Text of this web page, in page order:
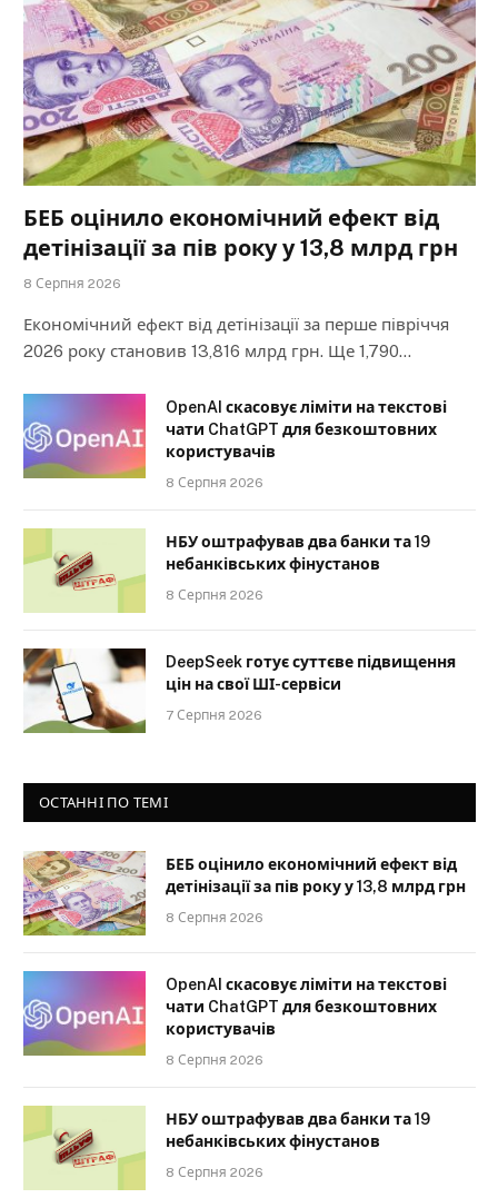
БЕБ оцінило економічний ефект від
детінізації за пів року у 13,8 млрд грн
8 Серпня 2026
Економічний ефект від детінізації за перше півріччя
2026 року становив 13,816 млрд грн. Ще 1,790…
OpenAI скасовує ліміти на текстові
чати ChatGPT для безкоштовних
користувачів
8 Серпня 2026
НБУ оштрафував два банки та 19
небанківських фінустанов
8 Серпня 2026
DeepSeek готує суттєве підвищення
цін на свої ШІ-сервіси
7 Серпня 2026
ОСТАННІ ПО ТЕМІ
БЕБ оцінило економічний ефект від
детінізації за пів року у 13,8 млрд грн
8 Серпня 2026
OpenAI скасовує ліміти на текстові
чати ChatGPT для безкоштовних
користувачів
8 Серпня 2026
НБУ оштрафував два банки та 19
небанківських фінустанов
8 Серпня 2026